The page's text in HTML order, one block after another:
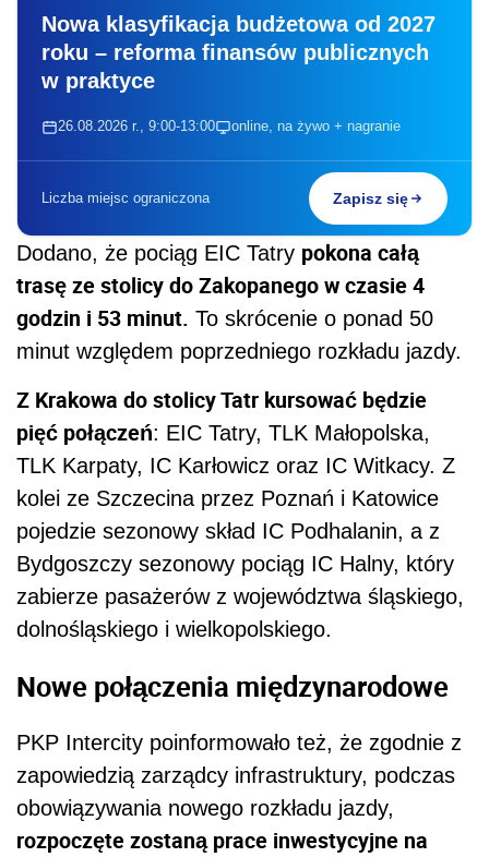
Nowa klasyfikacja budżetowa od 2027
roku – reforma finansów publicznych
w praktyce
26.08.2026 r., 9:00-13:00 online, na żywo + nagranie
Liczba miejsc ograniczona Zapisz się
Dodano, że pociąg EIC Tatry pokona całą
trasę ze stolicy do Zakopanego w czasie 4
godzin i 53 minut. To skrócenie o ponad 50
minut względem poprzedniego rozkładu jazdy.
Z Krakowa do stolicy Tatr kursować będzie
pięć połączeń: EIC Tatry, TLK Małopolska,
TLK Karpaty, IC Karłowicz oraz IC Witkacy. Z
kolei ze Szczecina przez Poznań i Katowice
pojedzie sezonowy skład IC Podhalanin, a z
Bydgoszczy sezonowy pociąg IC Halny, który
zabierze pasażerów z województwa śląskiego,
dolnośląskiego i wielkopolskiego.
Nowe połączenia międzynarodowe
PKP Intercity poinformowało też, że zgodnie z
zapowiedzią zarządcy infrastruktury, podczas
obowiązywania nowego rozkładu jazdy,
rozpoczęte zostaną prace inwestycyjne na